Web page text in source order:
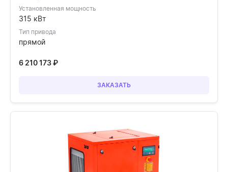
Установленная мощность
315 кВт
Тип привода
прямой
6 210 173₽
ЗАКАЗАТЬ